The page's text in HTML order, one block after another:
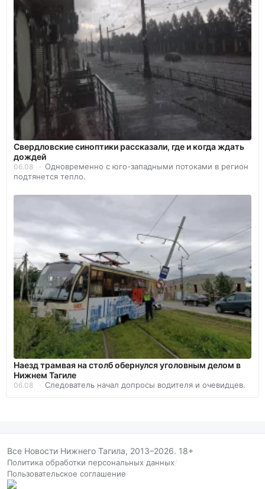
Свердловские синоптики рассказали, где и когда ждать
дождей
06.08
Одновременно с юго-западными потоками в регион
подтянется тепло.
Наезд трамвая на столб обернулся уголовным делом в
Нижнем Тагиле
06.08 Следователь начал допросы водителя и очевидцев.
Все Новости Нижнего Тагила, 2013–2026. 18+
Политика обработки персональных данных/
Пользовательское соглашение